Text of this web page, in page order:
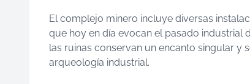
El complejo minero incluye diversas
que hoy en día evocan el pasado industrial
las ruinas conservan un encanto singular y
arqueología industrial.